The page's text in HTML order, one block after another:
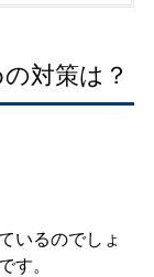
対策は？
いるのでしょ
す。